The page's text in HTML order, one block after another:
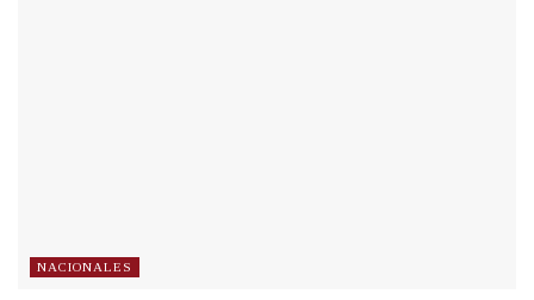
NACIONALES